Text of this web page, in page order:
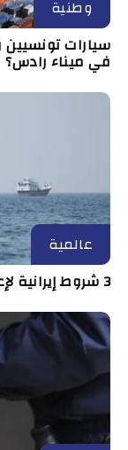
وطنية
سيارات
في ميناء رادس؟
عالمية
3 شروط إيرانية لإعادة فتح مضيق هرمز